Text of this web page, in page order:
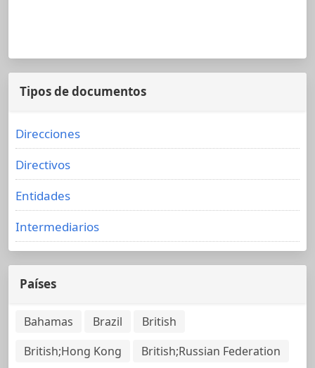
Tipos de documentos
Direcciones
Directivos
Entidades
Intermediarios
Países
Bahamas Brazil
British
British;Hong Kong
British;Russian Federation